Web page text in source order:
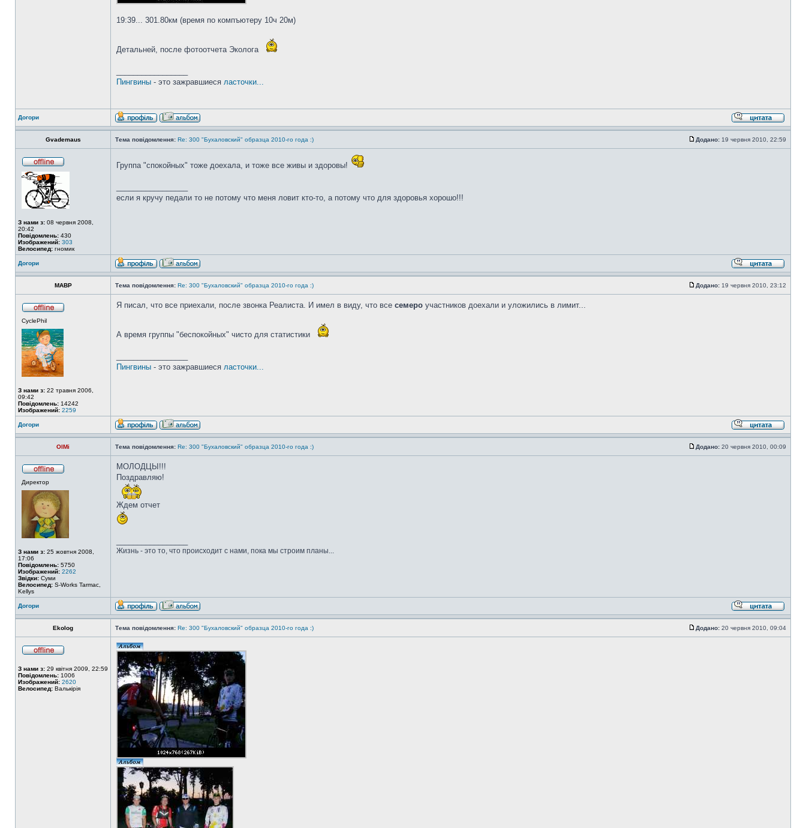
19:39... 301.80км (время по компъютеру 10ч 20м)
Детальней, после фотоотчета Эколога
Пингвины - это зажравшиеся ласточки...
Догори
Gvademaus Тема повідомлення: Re: 300 "Бухаловский" образца 2010-го года :) Додано: 19 червня 2010, 22:59
З нами з: 08 червня 2008,
20:42
Повідомлень: 430
Изображений: 303
Велосипед: гномик
Группа "спокойных" тоже доехала, и тоже все живы и здоровы!
если я кручу педали то не потому что меня ловит кто-то, а потому что для здоровья хорошо!!!
Догори
MABP Тема повідомлення: Re: 300 "Бухаловский" образца 2010-го года :) Додано: 19 червня 2010, 23:12
CyclePhil
З нами з: 22 травня 2006,
09:42
Повідомлень: 14242
Изображений: 2259
Я писал, что все приехали, после звонка Реалиста. И имел в виду, что все семеро участников доехали и уложились в лимит...
А время группы "беспокойных" чисто для статистики
Пингвины - это зажравшиеся ласточки...
Догори
OlMi Тема повідомлення: Re: 300 "Бухаловский" образца 2010-го года :) Додано: 20 червня 2010, 00:09
Директор
З нами з: 25 жовтня 2008,
17:06
Повідомлень: 5750
Изображений: 2262
Звідки: Суми
Велосипед: S-Works Tarmac,
Kellys
МОЛОДЦЫ!!!
Поздравляю!
Ждем отчет
Жизнь - это то, что происходит с нами, пока мы строим планы...
Догори
Ekolog Тема повідомлення: Re: 300 "Бухаловский" образца 2010-го года :) Додано: 20 червня 2010, 09:04
З нами з: 29 квітня 2009, 22:59
Повідомлень: 1006
Изображений: 2620
Велосипед: Валькірія